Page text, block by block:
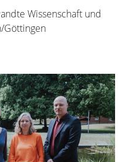
Wissenschaft und
Göttingen